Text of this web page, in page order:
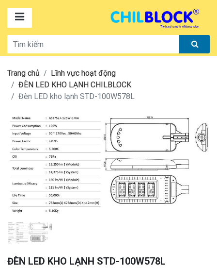
Trang chủ
Lĩnh vực hoạt động
ĐÈN LED KHO LẠNH CHILBLOCK
Đèn LED kho lạnh STD-100W578L
ĐÈN LED KHO LẠNH STD-100W578L